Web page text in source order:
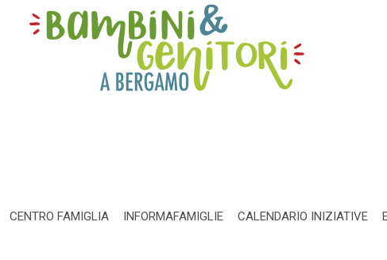
CENTRO FAMIGLIA INFORMAFAMIGLIE CALENDARIO INIZIATIVE